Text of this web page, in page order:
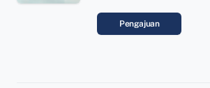
Pengajuan